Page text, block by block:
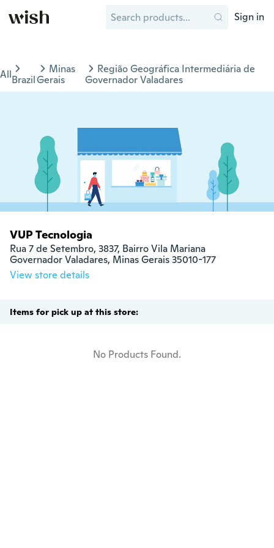
Sign in
AllBrazil
Minas
Gerais
Região Geográfica Intermediária de
Governador Valadares
VUP Tecnologia
Rua 7 de Setembro, 3837, Bairro Vila Mariana
Governador Valadares, Minas Gerais 35010-177
View store details
Items for pick up at this store:
No Products Found.